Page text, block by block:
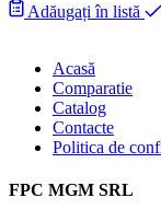
Adăugați în listă
Acasă
Comparatie
Catalog
Contacte
Politica de
FPC MGM SRL